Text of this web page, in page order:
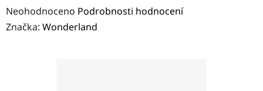
Průměrné
hodnocení
Neohodnoceno Podrobnosti hodnocení
Značka: Wonderland